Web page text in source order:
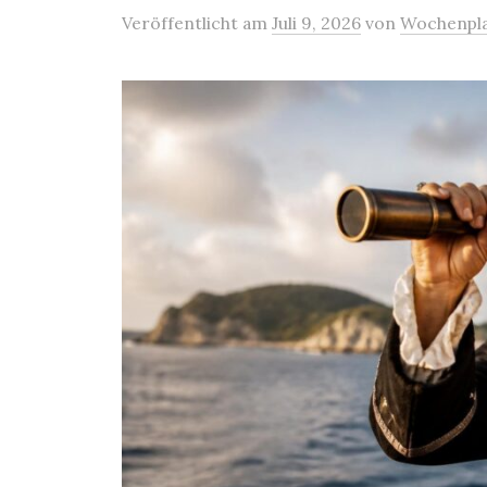
Veröffentlicht am Juli 9, 2026 von